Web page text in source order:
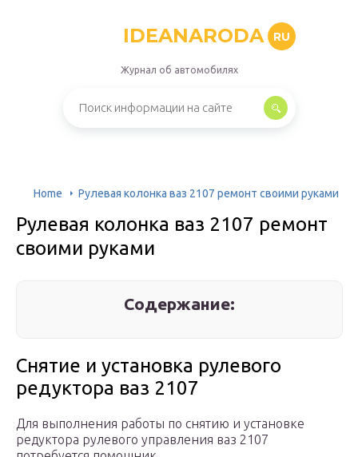
IDEANARODA RU
Журнал об автомобилях
Home Рулевая колонка ваз 2107 ремонт своими руками
Рулевая колонка ваз 2107 ремонт
своими руками
Содержание:
Снятие и установка рулевого
редуктора ваз 2107
Для выполнения работы по снятию и установке
редуктора рулевого управления ваз 2107